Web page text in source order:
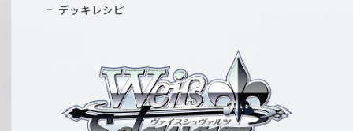
ス
デッキレシピ